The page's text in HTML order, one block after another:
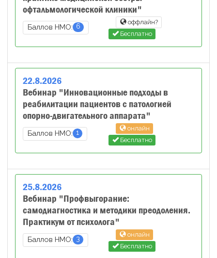
офтальмологической клиники"
Баллов НМО: 6
оффлайн?
Бесплатно
22.8.2026
Вебинар "Инновационные подходы в
реабилитации пациентов с патологией
опорно-двигательного аппарата"
Баллов НМО: 1
онлайн
Бесплатно
25.8.2026
Вебинар "Профвыгорание:
самодиагностика и методики преодоления.
Практикум от психолога"
Баллов НМО: 3
онлайн
Бесплатно